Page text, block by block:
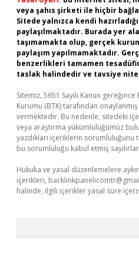
veya şahıs şirketi ile hiçbir
Sitede yalnızca kendi
paylaşılmaktadır. Burada yer
taşımamakta olup, gerçek
paylaşım yapılmamaktadır.
benzerlikleri tamamen
taslak halindedir ve tavsiye
Sitemiz, 5651 Sayılı Kanun
Kurumu (BTK) tarafından
vermektedir. Bu nedenle, sitedeki
veya araştırma yükümlülüğümüz
yazdıkları içeriklerin sorumluluğunu
bu sorumluluğu kabul etmiş
Hukuka ve yasal düzenlemelere
içerikleri,
halinde, ilgili içerikler yasal süre